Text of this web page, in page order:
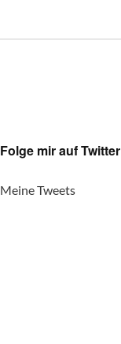
Folge mir auf Twitter
Meine Tweets